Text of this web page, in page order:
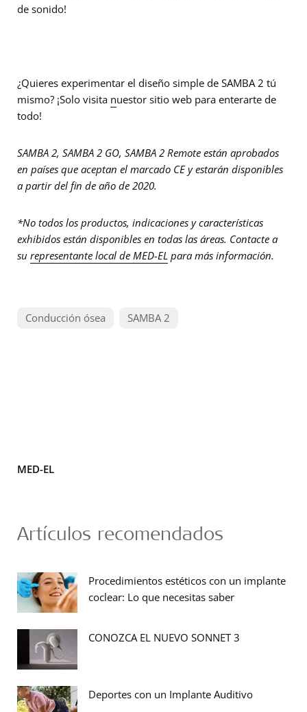
de sonido!
¿Quieres experimentar el diseño simple de SAMBA 2 tú
mismo? ¡Solo visita nuestor sitio web para enterarte de
todo!
SAMBA 2, SAMBA 2 GO, SAMBA 2 Remote están aprobados
en países que aceptan el marcado CE y estarán disponibles
a partir del fin de año de 2020.
*No todos los productos, indicaciones y características
exhibidos están disponibles en todas las áreas. Contacte a
su representante local de MED-EL para más información.
Conducción ósea SAMBA 2
MED-EL
Artículos recomendados
Procedimientos estéticos con un implante
coclear: Lo que necesitas saber
CONOZCA EL NUEVO SONNET 3
Deportes con un Implante Auditivo